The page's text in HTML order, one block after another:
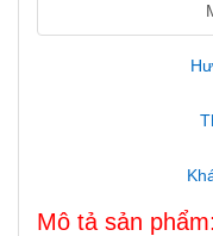
Mô tả sản phẩm: